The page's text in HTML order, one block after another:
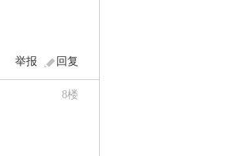
回复
举报
8楼